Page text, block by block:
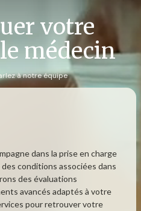
votre
médecin
à notre équipe
dans la prise en charge
conditions associées dans
des évaluations
avancés adaptés à votre
pour retrouver votre